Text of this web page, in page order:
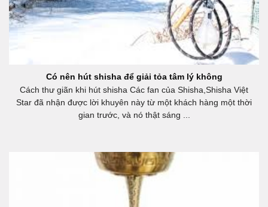
Có nên hút shisha để giải tỏa tâm lý không
Cách thư giãn khi hút shisha Các fan của Shisha,Shisha Việt
Star đã nhận được lời khuyên này từ một khách hàng một thời
gian trước, và nó thật sáng ...